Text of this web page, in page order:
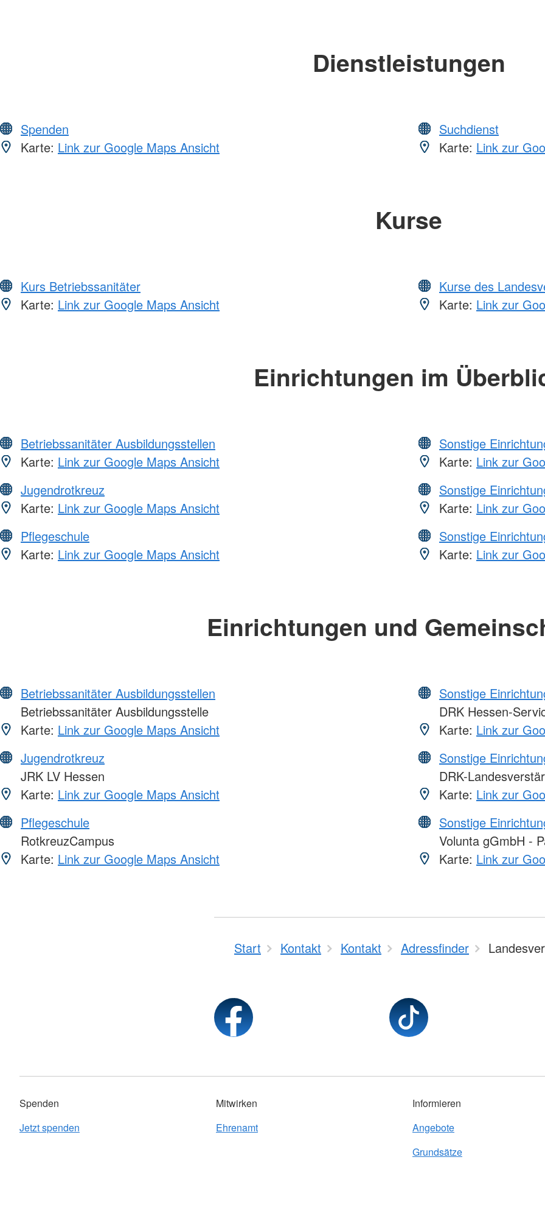
Dienstleistungen
Spenden
Karte: Link zur Google Maps Ansicht
Suchdienst
Karte: Link zur
Kurse
Kurs Betriebssanitäter
Karte: Link zur Google Maps Ansicht
Kurse des
Karte: Link zur
Einrichtungen im
Betriebssanitäter Ausbildungsstellen
Karte: Link zur Google Maps Ansicht
Jugendrotkreuz
Karte: Link zur Google Maps Ansicht
Pflegeschule
Karte: Link zur Google Maps Ansicht
Sonstige
Karte: Link zur
Sonstige
Karte: Link zur
Sonstige
Karte: Link zur
Einrichtungen und
Betriebssanitäter Ausbildungsstellen
Betriebssanitäter Ausbildungsstelle
Karte: Link zur Google Maps Ansicht
Jugendrotkreuz
JRK LV Hessen
Karte: Link zur Google Maps Ansicht
Pflegeschule
RotkreuzCampus
Karte: Link zur Google Maps Ansicht
Sonstige
DRK Hessen-
Karte: Link zur
Sonstige
DRK-
Karte: Link zur
Sonstige
Volunta gGmbH -
Karte: Link zur
Start Kontakt Kontakt Adressfinder
Spenden
Jetzt spenden
Mitwirken
Ehrenamt
Informieren
Angebote
Grundsätze